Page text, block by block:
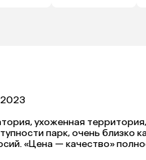
ухоженная
парк, очень близко